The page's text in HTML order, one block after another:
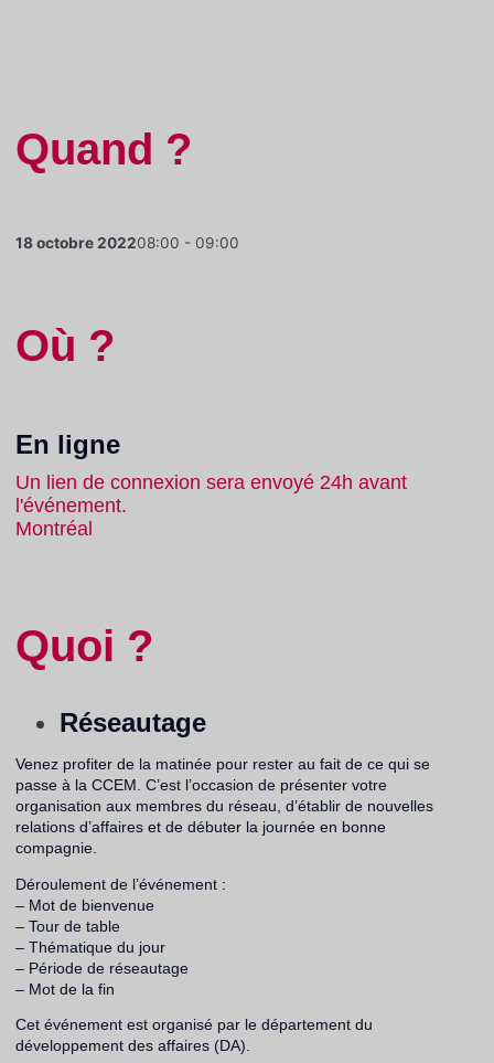
Quand ?
18 octobre 202208:00 - 09:00
Où ?
En ligne
Un lien de connexion sera envoyé 24h avant
l'événement.
Montréal
Quoi ?
Réseautage
Venez profiter de la matinée pour rester au fait de ce qui se
passe à la CCEM. C’est l’occasion de présenter votre
organisation aux membres du réseau, d’établir de nouvelles
relations d’affaires et de débuter la journée en bonne
compagnie.
Déroulement de l’événement :
– Mot de bienvenue
– Tour de table
– Thématique du jour
– Période de réseautage
– Mot de la fin
Cet événement est organisé par le département du
développement des affaires (DA).